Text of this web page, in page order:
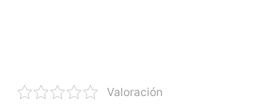
Valoración